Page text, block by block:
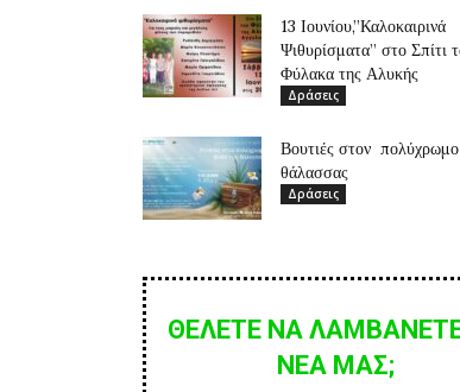
13 Ιουνίου,”Καλοκαιρινά
Ψιθυρίσματα” στο Σπίτι
Φύλακα της Αλυκής
Δράσεις
Βουτιές στον
θάλασσας
Δράσεις
ΘΕΛΕΤΕ ΝΑ
ΝΕΑ ΜΑΣ;